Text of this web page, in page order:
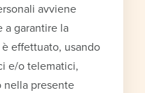
avviene
a garantire la
effettuato, usando
e/o telematici,
nella presente